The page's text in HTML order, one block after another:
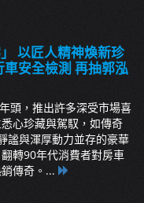
以匠人精神煥新珍
安全檢測 再抽郭泓
頭，推出許多深受市場喜
心珍藏與駕馭，如傳奇
謐與渾厚動力並存的豪華
轉90年代消費者對房車
傳奇。...